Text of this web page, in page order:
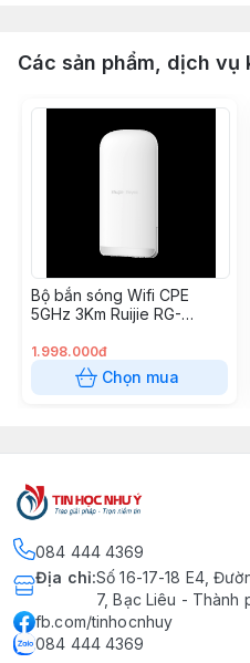
hình nhanh, đơn giản, quản
cửa hàng, cà phê, văn
– Hỗ trợ Roamming Layer 2,
– Hỗ trợ các tính năng
Reyee Gateway)
* Giao diện đăng nhập
biến theo logo, hình ảnh
quảng bá, nút click trỏ
website của doanh nghiệp.
* Quản lý lưu lượng của
lượng data, số lượt truy
* Thiết bị chưa bao bao
– Hỗ trợ nguồn DC 12V 1.5A
– Xuất xứ: Trung Quốc.
Các sản phẩm, dịch vụ
Bộ bắn sóng Wifi CPE
5GHz 3Km Ruijie RG-
1.998.000đ
Chọn mua
084 444 4369
Địa chỉ:Số 16-17-18 E4,
7, Bạc Liêu - Thành
fb.com/tinhocnhuy
084 444 4369